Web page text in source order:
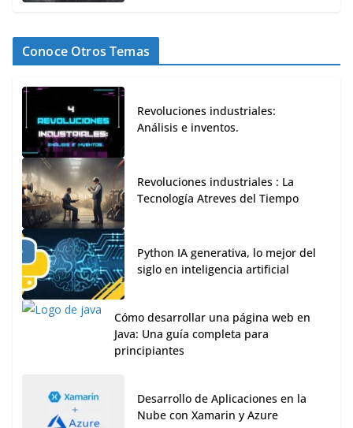
Conoce Otros Temas
Revoluciones industriales:
Análisis e inventos.
Revoluciones industriales : La
Tecnología Atreves del Tiempo
Python IA generativa, lo mejor del
siglo en inteligencia artificial
Cómo desarrollar una página web en
Java: Una guía completa para
principiantes
Desarrollo de Aplicaciones en la
Nube con Xamarin y Azure